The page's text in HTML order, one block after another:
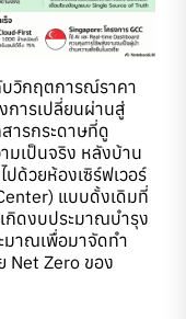
วิกฤตการณ์ราคา
ารเปลี่ยนผ่านสู่
ารกระดาษที่ดู
มเป็นจริง หลังบ้าน
ด้วยห้องเซิร์ฟเวอร์
แบบดั้งเดิมที่
เกิดงบประมาณบำรุง
มาณเพื่อมาจัดทำ
Net Zero ของ